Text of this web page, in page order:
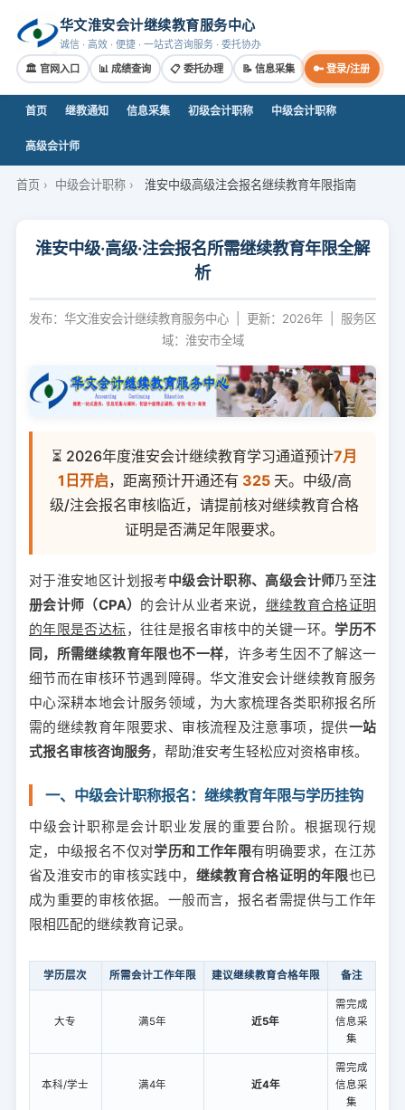
华文淮安会计继续教育服务中心
诚信 · 高效 · 便捷 · 一站式咨询服务 · 委托协办
🏛 官网入口
📊 成绩查询 📋 委托办理 📝 信息采集 🔑 登录/注册
首页 继教通知 信息采集 初级会计职称 中级会计职称
高级会计师
首页 › 中级会计职称 › 淮安中级高级注会报名继续教育年限指南
淮安中级·高级·注会报名所需继续教育年限全解
析
发布：华文淮安会计继续教育服务中心 | 更新： 2026年 | 服务区
域：淮安市全域
⏳ 2026年度淮安会计继续教育学习通道预计7月
1日开启，距离预计开通还有 325天。中级/高
级/注会报名审核临近，请提前核对继续教育合格
证明是否满足年限要求。
对于淮安地区计划报考中级会计职称、高级会计师乃至注
册会计师（CPA） 的会计从业者来说， 继续教育合格证明
的年限是否达标，往往是报名审核中的关键一环。 学历不
同，所需继续教育年限也不一样，许多考生因不了解这一
细节而在审核环节遇到障碍。华文淮安会计继续教育服务
中心深耕本地会计服务领域，为大家梳理各类职称报名所
需的继续教育年限要求、审核流程及注意事项，提供一站
式报名审核咨询服务，帮助淮安考生轻松应对资格审核。
一、中级会计职称报名：继续教育年限与学历挂钩
中级会计职称是会计职业发展的重要台阶。根据现行规
定，中级报名不仅对学历和工作年限有明确要求，在江苏
省及淮安市的审核实践中， 继续教育合格证明的年限也已
成为重要的审核依据。一般而言，报名者需提供与工作年
限相匹配的继续教育记录。
学历层次 所需会计工作年限 建议继续教育合格年限 备注
大专 满5年 近5年
需完成
信息采
集
本科/学士 满4年 近4年
需完成
信息采
集